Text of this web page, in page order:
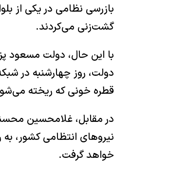
بازرسی نظامی در یکی از
گشت‌زنی می‌کردند.
با این حال، دولت مسعود
دولت، روز چهارشنبه در
قطره خونی که ریخته
در مقابل، غلامحسین
نیروهای انتظامی کشور،
خواهد گرفت.